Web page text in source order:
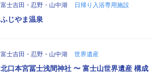
富士吉田・忍野・山中湖 日帰り入浴専用施設
ふじやま温泉
富士吉田・忍野・山中湖 世界遺産
北口本宮冨士浅間神社 〜 富士山世界遺産 構成